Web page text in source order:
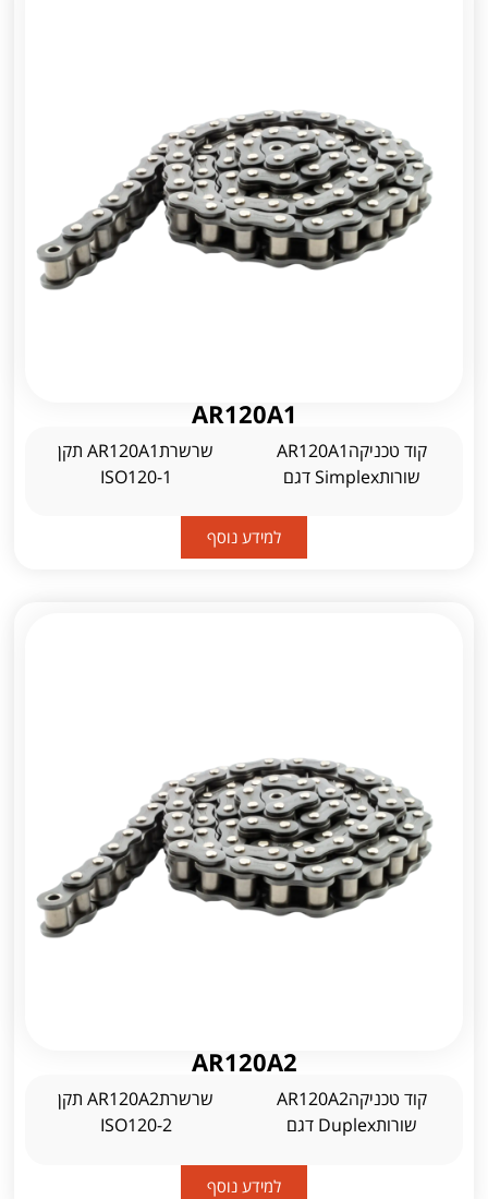
AR120A1
קוד טכניקהAR120A1
שורותSimplex דגם
שרשרתAR120A1 תקן
ISO120-1
למידע נוסף
AR120A2
קוד טכניקהAR120A2
שורותDuplex דגם
שרשרתAR120A2 תקן
ISO120-2
למידע נוסף